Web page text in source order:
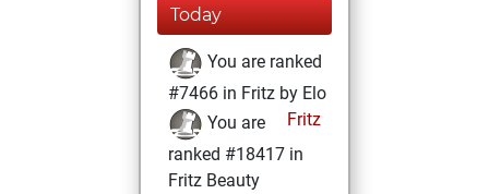
Today
You are ranked
#7466 in Fritz by Elo
Fritz
You are
ranked #18417 in
Fritz Beauty